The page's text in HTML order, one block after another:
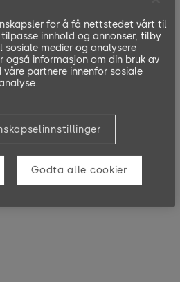
for å få nettstedet vårt til
innhold og annonser, tilby
medier og analysere
også informasjon om din bruk av
partnere innenfor sosiale
Godta alle cookier